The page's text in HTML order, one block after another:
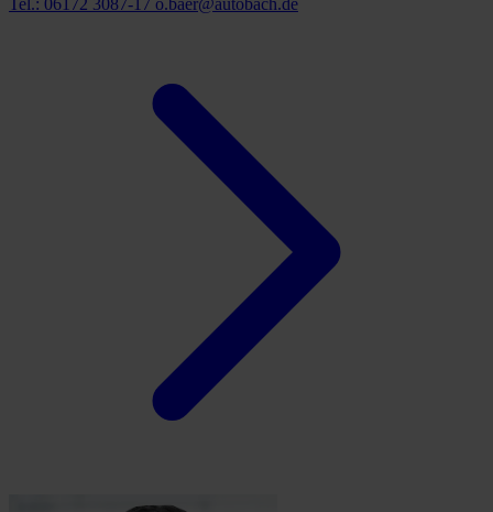
Tel.: 06172 3087-17 o.baer@autobach.de